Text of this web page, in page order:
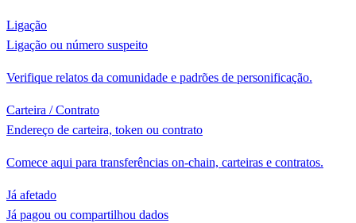
Ligação
Ligação ou número suspeito
Verifique relatos da comunidade e padrões de personificação.
Carteira / Contrato
Endereço de carteira, token ou contrato
Comece aqui para transferências on-chain, carteiras e contratos.
Já afetado
Já pagou ou compartilhou dados